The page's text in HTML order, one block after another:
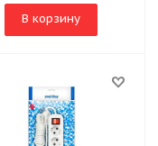
В корзину